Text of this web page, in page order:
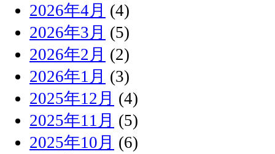
2026年4月 (4)
2026年3月 (5)
2026年2月 (2)
2026年1月 (3)
2025年12月 (4)
2025年11月 (5)
2025年10月 (6)